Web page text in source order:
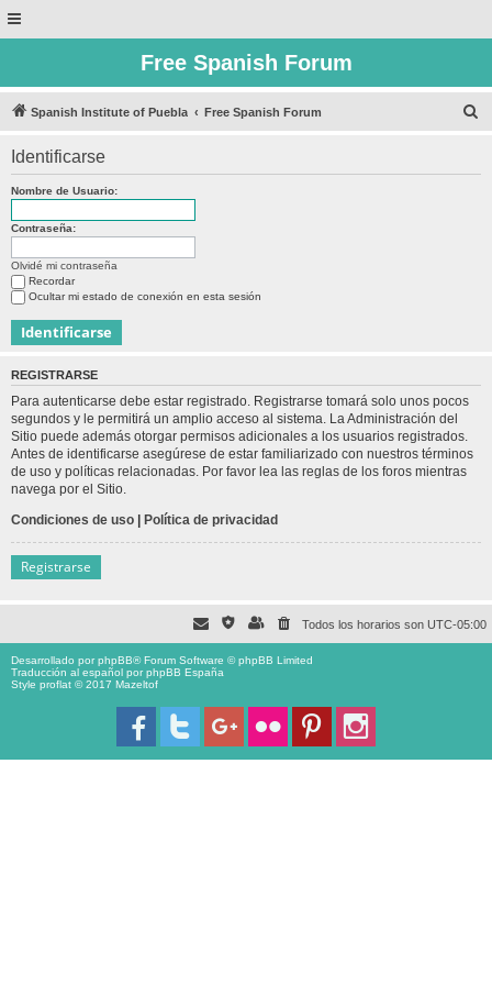
Free Spanish Forum
Spanish Institute of Puebla Free Spanish Forum
Identificarse
Nombre de Usuario:
Contraseña:
Olvidé mi contraseña
Recordar
Ocultar mi estado de conexión en esta sesión
REGISTRARSE
Para autenticarse debe estar registrado. Registrarse tomará solo unos pocos
segundos y le permitirá un amplio acceso al sistema. La Administración del
Sitio puede además otorgar permisos adicionales a los usuarios registrados.
Antes de identificarse asegúrese de estar familiarizado con nuestros términos
de uso y políticas relacionadas. Por favor lea las reglas de los foros mientras
navega por el Sitio.
Condiciones de uso | Política de privacidad
Registrarse
Todos los horarios son UTC-05:00
Desarrollado porphpBB® Forum Software © phpBB Limited
Traducción al español porphpBB España
Style proflat © 2017 Mazeltof